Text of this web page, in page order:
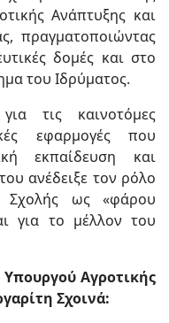
Ανάπτυξης και
πραγματοποιώντας
δομές και στο
του Ιδρύματος.
τις καινοτόμες
εφαρμογές που
εκπαίδευση και
ανέδειξε τον ρόλο
Σχολής ως «φάρου
για το μέλλον του
Αγροτικής
Σχοινά: